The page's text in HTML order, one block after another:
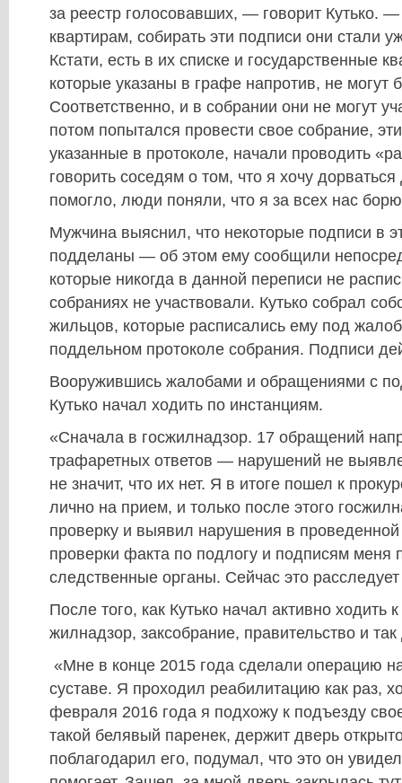
за реестр голосовавших, — говорит Кутько.
квартирам, собирать эти подписи они стали
Кстати, есть в их списке и государственные
которые указаны в графе напротив, не могут
Соответственно, и в собрании они не могут
потом попытался провести свое собрание,
указанные в протоколе, начали проводить
говорить соседям о том, что я хочу
помогло, люди поняли, что я за всех нас
Мужчина выяснил, что некоторые подписи в
подделаны — об этом ему сообщили
которые никогда в данной переписи не
собраниях не участвовали. Кутько собрал
жильцов, которые расписались ему под
поддельном протоколе собрания. Подписи
Вооружившись жалобами и обращениями с
Кутько начал ходить по инстанциям.
«Сначала в госжилнадзор. 17 обращений
трафаретных ответов — нарушений не
не значит, что их нет. Я в итоге пошел к
лично на прием, и только после этого
проверку и выявил нарушения в
проверки факта по подлогу и подписям меня
следственные органы. Сейчас это
После того, как Кутько начал активно ходить
жилнадзор, заксобрание, правительство и
«Мне в конце 2015 года сделали операцию
суставе. Я проходил реабилитацию как раз,
февраля 2016 года я подхожу к подъезду
такой белявый паренек, держит дверь
поблагодарил его, подумал, что это он